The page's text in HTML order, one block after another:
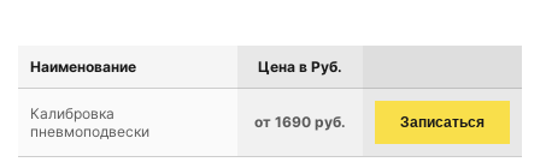
Наименование Цена в Руб.
Калибровка
пневмоподвески
от 1690 руб. Записаться